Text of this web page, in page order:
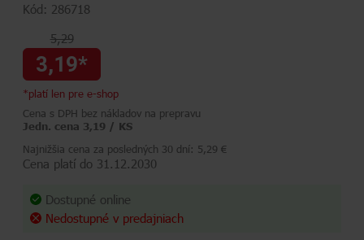
Kód: 286718
5,29
3,19*
*platí len pre e-shop
Cena s DPH bez nákladov na prepravu
Jedn. cena 3,19 / KS
Najnižšia cena za posledných 30 dní: 5,29 €
Cena platí do 31.12.2030
Dostupné online
Nedostupné v predajniach